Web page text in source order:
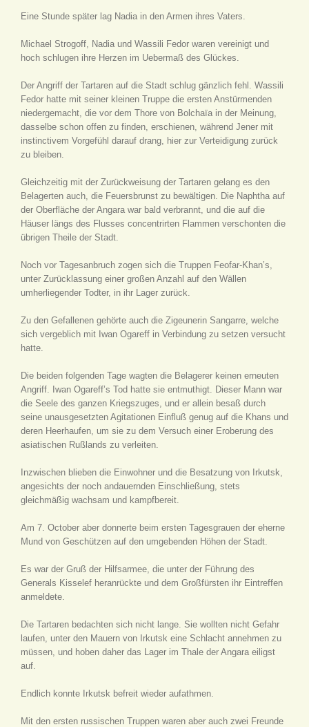
Eine Stunde später lag Nadia in den Armen ihres Vaters.
Michael Strogoff, Nadia und Wassili Fedor waren vereinigt und
hoch schlugen ihre Herzen im Uebermaß des Glückes.
Der Angriff der Tartaren auf die Stadt schlug gänzlich fehl. Wassili
Fedor hatte mit seiner kleinen Truppe die ersten Anstürmenden
niedergemacht, die vor dem Thore von Bolchaïa in der Meinung,
dasselbe schon offen zu finden, erschienen, während Jener mit
instinctivem Vorgefühl darauf drang, hier zur Verteidigung zurück
zu bleiben.
Gleichzeitig mit der Zurückweisung der Tartaren gelang es den
Belagerten auch, die Feuersbrunst zu bewältigen. Die Naphtha auf
der Oberfläche der Angara war bald verbrannt, und die auf die
Häuser längs des Flusses concentrirten Flammen verschonten die
übrigen Theile der Stadt.
Noch vor Tagesanbruch zogen sich die Truppen Feofar-Khan’s,
unter Zurücklassung einer großen Anzahl auf den Wällen
umherliegender Todter, in ihr Lager zurück.
Zu den Gefallenen gehörte auch die Zigeunerin Sangarre, welche
sich vergeblich mit Iwan Ogareff in Verbindung zu setzen versucht
hatte.
Die beiden folgenden Tage wagten die Belagerer keinen erneuten
Angriff. Iwan Ogareff’s Tod hatte sie entmuthigt. Dieser Mann war
die Seele des ganzen Kriegszuges, und er allein besaß durch
seine unausgesetzten Agitationen Einfluß genug auf die Khans und
deren Heerhaufen, um sie zu dem Versuch einer Eroberung des
asiatischen Rußlands zu verleiten.
Inzwischen blieben die Einwohner und die Besatzung von Irkutsk,
angesichts der noch andauernden Einschließung, stets
gleichmäßig wachsam und kampfbereit.
Am 7. October aber donnerte beim ersten Tagesgrauen der eherne
Mund von Geschützen auf den umgebenden Höhen der Stadt.
Es war der Gruß der Hilfsarmee, die unter der Führung des
Generals Kisselef heranrückte und dem Großfürsten ihr Eintreffen
anmeldete.
Die Tartaren bedachten sich nicht lange. Sie wollten nicht Gefahr
laufen, unter den Mauern von Irkutsk eine Schlacht annehmen zu
müssen, und hoben daher das Lager im Thale der Angara eiligst
auf.
Endlich konnte Irkutsk befreit wieder aufathmen.
Mit den ersten russischen Truppen waren aber auch zwei Freunde